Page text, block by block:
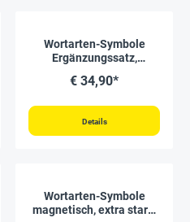
Wortarten-Symbole
Ergänzungssatz,
Box "Montessori
€ 34,90*
Details
Wortarten-Symbole
magnetisch, extra stark,